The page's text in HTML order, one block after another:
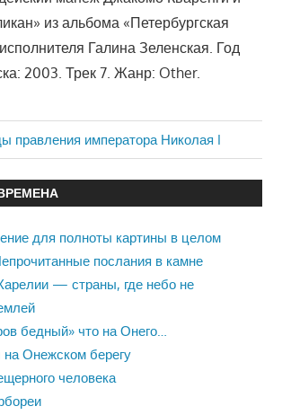
из альбома «Петербургская
Галина Зеленская. Год
2003. Трек 7. Жанр: Other.
правления императора Николая I
для полноты картины в целом
послания в камне
— страны, где небо не
бедный» что на Онего…
Онежском берегу
человека